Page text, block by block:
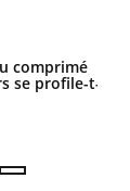
comprimé
se profile-t-